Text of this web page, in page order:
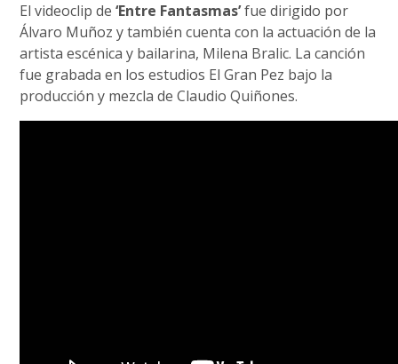
El videoclip de‘Entre Fantasmas’fue dirigido por
Álvaro Muñoz y también cuenta con la actuación de la
artista escénica y bailarina, Milena Bralic. La canción
fue grabada en los estudios El Gran Pez bajo la
producción y mezcla de Claudio Quiñones.